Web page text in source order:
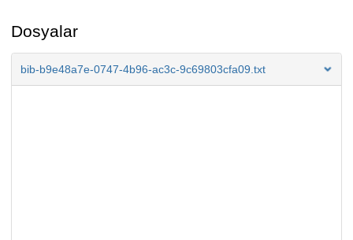
Dosyalar
bib-b9e48a7e-0747-4b96-ac3c-9c69803cfa09.txt